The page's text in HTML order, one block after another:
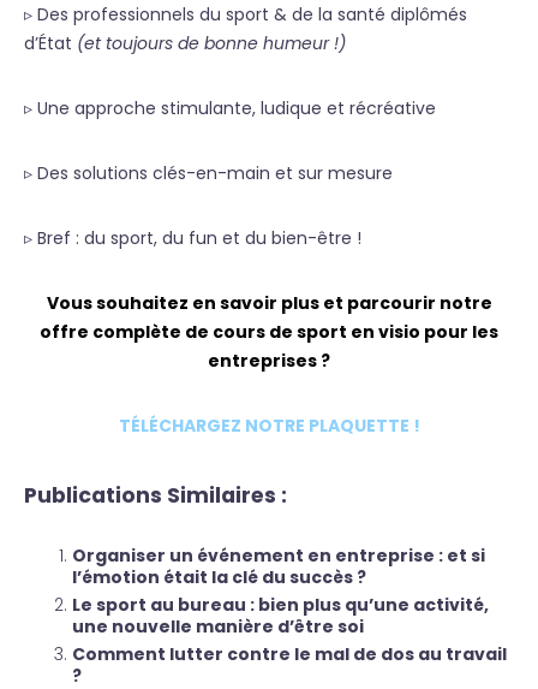
▹ Des professionnels du sport & de la santé diplômés
d’État (et toujours de bonne humeur !)
▹ Une approche stimulante, ludique et récréative
▹ Des solutions clés-en-main et sur mesure
▹ Bref : du sport, du fun et du bien-être !
Vous souhaitez en savoir plus et parcourir notre
offre complète de cours de sport en visio pour les
entreprises ?
TÉLÉCHARGEZ NOTRE PLAQUETTE !
Publications Similaires :
Organiser un événement en entreprise : et si
l’émotion était la clé du succès ?
Le sport au bureau : bien plus qu’une activité,
une nouvelle manière d’être soi
Comment lutter contre le mal de dos au travail
?